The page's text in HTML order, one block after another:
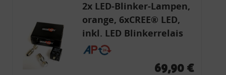
2x LED-Blinker-Lampen,
orange, 6xCREE® LED,
inkl. LED Blinkerrelais
CF 14
69,90 €